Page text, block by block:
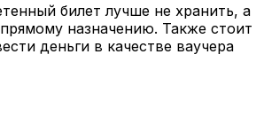
билет лучше не хранить, а
назначению. Также стоит
деньги в качестве ваучера